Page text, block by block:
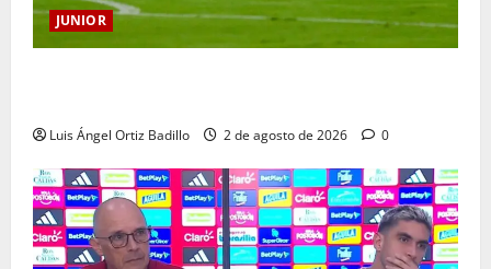
JUNIOR
Luis Ángel Ortiz Badillo 2 de agosto de 2026 0